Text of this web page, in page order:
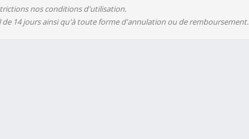
nos conditions d'utilisation.
14 jours ainsi qu'à toute forme d'annulation ou de remboursement.